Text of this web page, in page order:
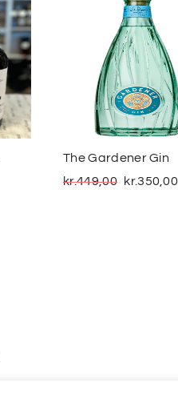
The Gardener Gin
kr.449,00 kr.350,00